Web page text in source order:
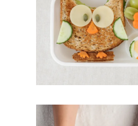
Παιδική & Εφηβική
Διατροφή